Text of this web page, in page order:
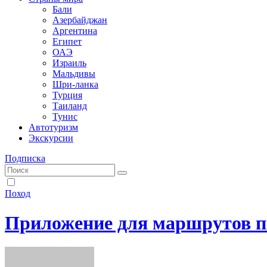
Бали
Азербайджан
Аргентина
Египет
ОАЭ
Израиль
Мальдивы
Шри-ланка
Турция
Таиланд
Тунис
Автотуризм
Экскурсии
Подписка
Поход
Приложение для маршрутов